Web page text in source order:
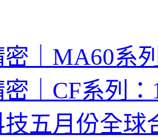
｜MA60系
｜CF系列：
五月份全球